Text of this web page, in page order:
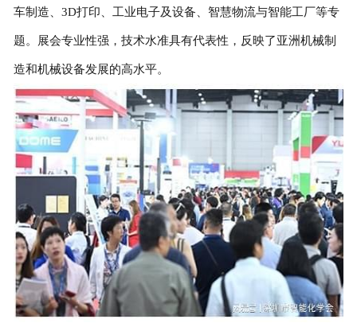
加盟申请
联系我们
车制造、3D打印、工业电子及设备、智慧物流与智能工厂等专
题。展会专业性强，技术水准具有代表性，反映了亚洲机械制
造和机械设备发展的高水平。